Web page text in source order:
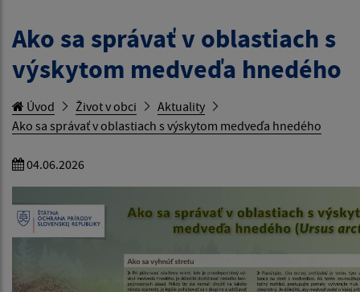
Ako sa správať v oblastiach s
výskytom medveďa hnedého
Úvod Život v obci
Aktuality
Ako sa správať v oblastiach s výskytom medveďa hnedého
04.06.2026